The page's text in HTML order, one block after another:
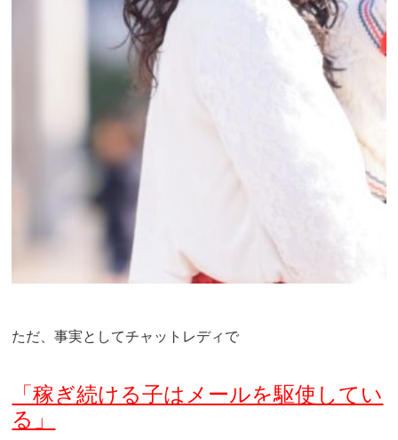
ただ、事実としてチャットレディで
「稼ぎ続ける子はメールを駆使してい
る」